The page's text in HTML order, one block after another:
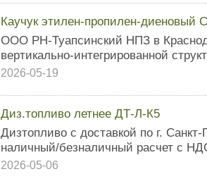
Каучук этилен-пропилен-диеновый
ООО РН-Туапсинский НПЗ в
вертикально-интегрированной
2026-05-19
Диз.топливо летнее ДТ-Л-К5
Дизтопливо с доставкой по г.
наличный/безналичный расчет с
2026-05-06